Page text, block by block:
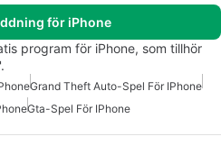
för iPhone
program för iPhone, som tillhör
Grand Theft Auto-Spel För IPhone
Gta-Spel För IPhone